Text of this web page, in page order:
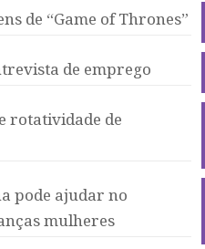
de “Game of Thrones”
de emprego
rotatividade de
pode ajudar no
mulheres